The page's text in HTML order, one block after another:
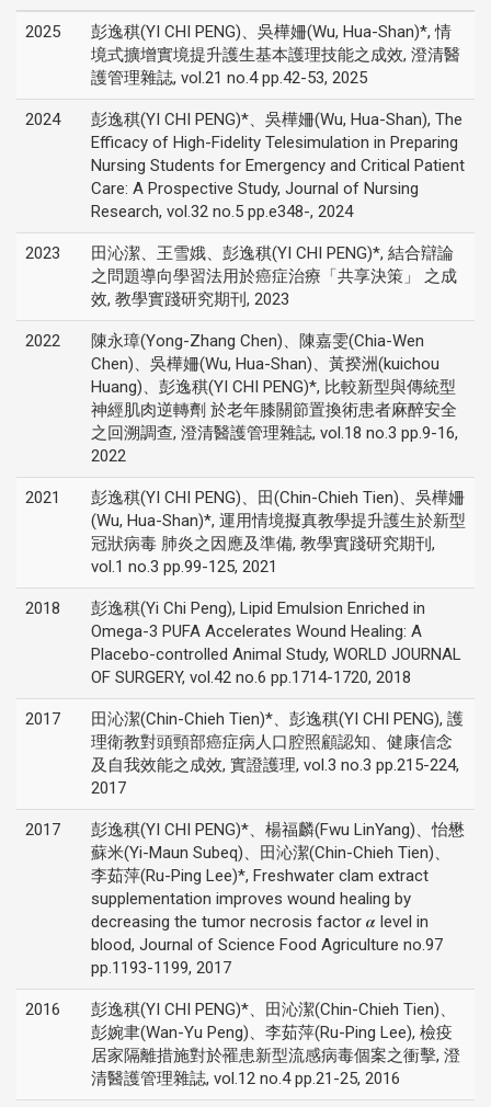
2025
彭逸稘(YI CHI PENG)、吳樺姍(Wu, Hua-Shan)*, 情
境式擴增實境提升護生基本護理技能之成效, 澄清醫
護管理雜誌, vol.21 no.4 pp.42-53, 2025
2024
彭逸稘(YI CHI PENG)*、吳樺姍(Wu, Hua-Shan), The
Efficacy of High-Fidelity Telesimulation in Preparing
Nursing Students for Emergency and Critical Patient
Care: A Prospective Study, Journal of Nursing
Research, vol.32 no.5 pp.e348-, 2024
2023
田沁潔、王雪娥、彭逸稘(YI CHI PENG)*, 結合辯論
之問題導向學習法用於癌症治療「共享決策」 之成
效, 教學實踐研究期刊, 2023
2022
陳永璋(Yong-Zhang Chen)、陳嘉雯(Chia-Wen
Chen)、吳樺姍(Wu, Hua-Shan)、黃揆洲(kuichou
Huang)、彭逸稘(YI CHI PENG)*, 比較新型與傳統型
神經肌肉逆轉劑 於老年膝關節置換術患者麻醉安全
之回溯調查, 澄清醫護管理雜誌, vol.18 no.3 pp.9-16,
2022
2021
彭逸稘(YI CHI PENG)、田(Chin-Chieh Tien)、吳樺姍
(Wu, Hua-Shan)*, 運用情境擬真教學提升護生於新型
冠狀病毒 肺炎之因應及準備, 教學實踐研究期刊,
vol.1 no.3 pp.99-125, 2021
2018
彭逸稘(Yi Chi Peng), Lipid Emulsion Enriched in
Omega-3 PUFA Accelerates Wound Healing: A
Placebo-controlled Animal Study, WORLD JOURNAL
OF SURGERY, vol.42 no.6 pp.1714-1720, 2018
2017
田沁潔(Chin-Chieh Tien)*、彭逸稘(YI CHI PENG), 護
理衛教對頭頸部癌症病人口腔照顧認知、健康信念
及自我效能之成效, 實證護理, vol.3 no.3 pp.215-224,
2017
2017
彭逸稘(YI CHI PENG)*、楊福麟(Fwu LinYang)、怡懋
蘇米(Yi-Maun Subeq)、田沁潔(Chin-Chieh Tien)、
李茹萍(Ru-Ping Lee)*, Freshwater clam extract
supplementation improves wound healing by
decreasing the tumor necrosis factor 𝜶 level in
blood, Journal of Science Food Agriculture no.97
pp.1193-1199, 2017
2016
彭逸稘(YI CHI PENG)*、田沁潔(Chin-Chieh Tien)、
彭婉聿(Wan-Yu Peng)、李茹萍(Ru-Ping Lee), 檢疫
居家隔離措施對於罹患新型流感病毒個案之衝擊, 澄
清醫護管理雜誌, vol.12 no.4 pp.21-25, 2016